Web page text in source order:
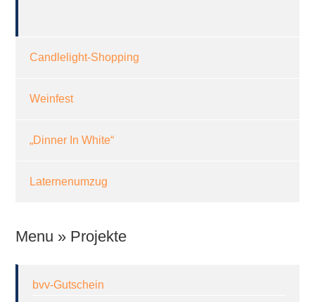
Candlelight-Shopping
Weinfest
„Dinner In White“
Laternenumzug
Menu » Projekte
bvv-Gutschein